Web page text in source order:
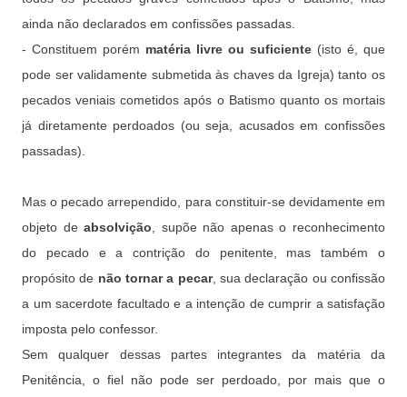
ainda não declarados em confissões passadas.
- Constituem porém matéria livre ou suficiente (isto é, que
pode ser validamente submetida às chaves da Igreja) tanto os
pecados veniais cometidos após o Batismo quanto os mortais
já diretamente perdoados (ou seja, acusados em confissões
passadas).
Mas o pecado arrependido, para constituir-se devidamente em
objeto deabsolvição , supõe não apenas o reconhecimento
do pecado e a contrição do penitente, mas também o
propósito de não tornar a pecar, sua declaração ou confissão
a um sacerdote facultado e a intenção de cumprir a satisfação
imposta pelo confessor.
Sem qualquer dessas partes integrantes da matéria da
Penitência, o fiel não pode ser perdoado, por mais que o